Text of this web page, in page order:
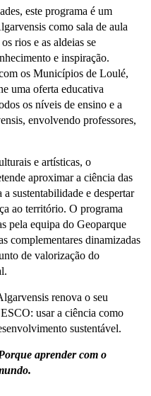
este programa é um
como sala de aula
rios e as aldeias se
e inspiração.
os Municípios de Loulé,
uma oferta educativa
os níveis de ensino e a
envolvendo professores,
e artísticas, o
aproximar a ciência das
sustentabilidade e despertar
ao território. O programa
pela equipa do Geoparque
complementares dinamizadas
de valorização do
renova o seu
usar a ciência como
sustentável.
aprender com o